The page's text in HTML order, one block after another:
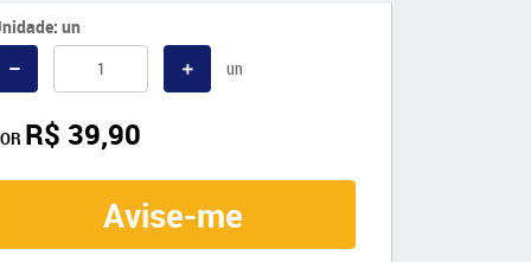
un
un
R$ 39,90
Avise-me